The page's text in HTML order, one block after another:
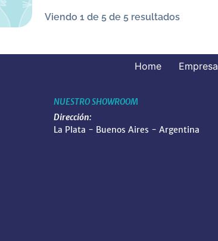
Viendo 1 de 5 de 5 resultados
Home Empresa
NUESTRO SHOWROOM
Dirección:
La Plata - Buenos Aires - Argentina